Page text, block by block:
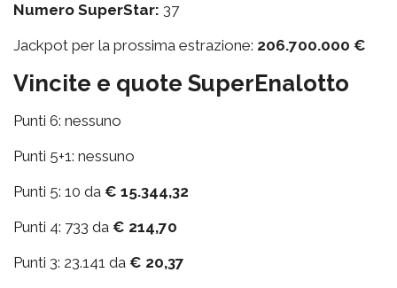
Numero SuperStar: 37
Jackpot per la prossima estrazione: 206.700.000 €
Vincite e quote SuperEnalotto
Punti 6: nessuno
Punti 5+1: nessuno
Punti 5: 10 da € 15.344,32
Punti 4: 733 da € 214,70
Punti 3: 23.141 da € 20,37